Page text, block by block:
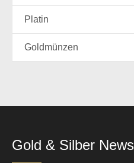
Platin
Goldmünzen
Gold & Silber News